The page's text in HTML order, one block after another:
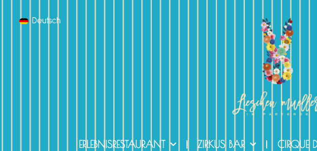
Deutsch
ERLEBNISRESTAURANT ZIRKUS BAR CIRQUE